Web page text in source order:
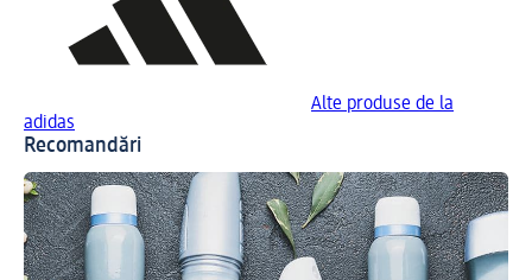
Alte produse de la
adidas
Recomandări